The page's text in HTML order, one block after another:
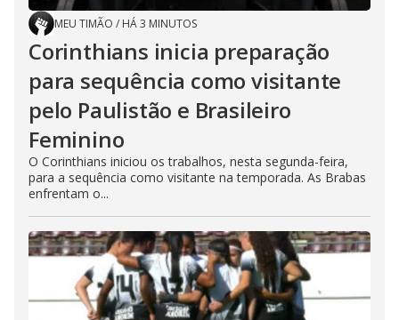
MEU TIMÃO / HÁ 3 MINUTOS
Corinthians inicia preparação
para sequência como visitante
pelo Paulistão e Brasileiro
Feminino
O Corinthians iniciou os trabalhos, nesta segunda-feira,
para a sequência como visitante na temporada. As Brabas
enfrentam o...